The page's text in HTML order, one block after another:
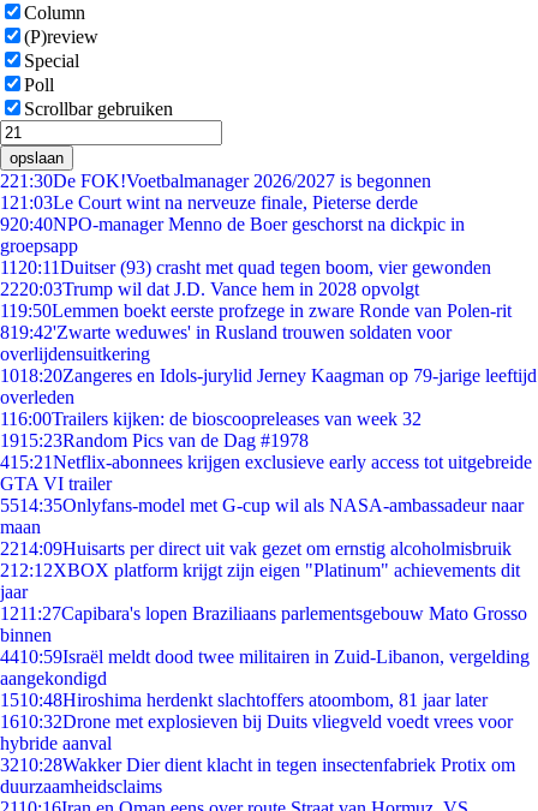
Column
(P)review
Special
Poll
Scrollbar gebruiken
opslaan
221:30De FOK!Voetbalmanager 2026/2027 is begonnen
1 21:03Le Court wint na nerveuze finale, Pieterse derde
920:40NPO-manager Menno de Boer geschorst na dickpic in
groepsapp
11 20:11Duitser (93) crasht met quad tegen boom, vier gewonden
2220:03Trump wil dat J.D. Vance hem in 2028 opvolgt
119:50Lemmen boekt eerste profzege in zware Ronde van Polen-rit
819:42'Zwarte weduwes' in Rusland trouwen soldaten voor
overlijdensuitkering
1018:20Zangeres en Idols-jurylid Jerney Kaagman op 79-jarige leeftijd
overleden
116:00Trailers kijken: de bioscoopreleases van week 32
1915:23Random Pics van de Dag #1978
415:21Netflix-abonnees krijgen exclusieve early access tot uitgebreide
GTA VI trailer
5514:35Onlyfans-model met G-cup wil als NASA-ambassadeur naar
maan
2214:09Huisarts per direct uit vak gezet om ernstig alcoholmisbruik
212:12XBOX platform krijgt zijn eigen "Platinum" achievements dit
jaar
1211:27Capibara's lopen Braziliaans parlementsgebouw Mato Grosso
binnen
4410:59Israël meldt dood twee militairen in Zuid-Libanon, vergelding
aangekondigd
1510:48Hiroshima herdenkt slachtoffers atoombom, 81 jaar later
1610:32Drone met explosieven bij Duits vliegveld voedt vrees voor
hybride aanval
3210:28Wakker Dier dient klacht in tegen insectenfabriek Protix om
duurzaamheidsclaims